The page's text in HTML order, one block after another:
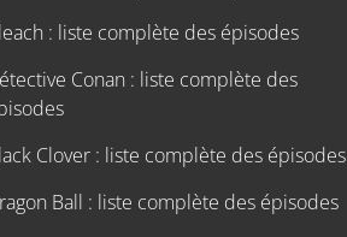
: liste complète des épisodes
Conan : liste complète des
Clover : liste complète des épisodes
Ball : liste complète des épisodes